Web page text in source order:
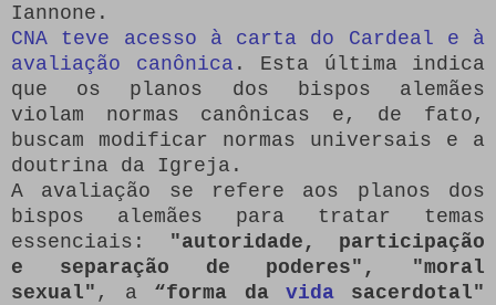
Iannone.
CNA teve acesso à carta do Cardeal e à
avaliação canônica. Esta última indica
que os planos dos bispos alemães
violam normas canônicas e, de fato,
buscam modificar normas universais e a
doutrina da Igreja.
A avaliação se refere aos planos dos
bispos alemães para tratar temas
essenciais:
"autoridade, participação
e separação de poderes", "moral
sexual" , a “forma da vidasacerdotal"